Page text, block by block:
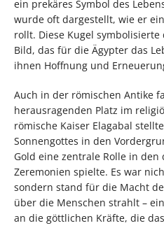
ein prekäres Symbol des
wurde oft dargestellt, wie er
rollt. Diese Kugel
Bild, das für die Ägypter das
ihnen Hoffnung und
Auch in der römischen Antike
herausragenden Platz im
römische Kaiser Elagabal
Sonnengottes in den
Gold eine zentrale Rolle in
Zeremonien spielte. Es war
sondern stand für die Macht
über die Menschen strahlt –
an die göttlichen Kräfte, die